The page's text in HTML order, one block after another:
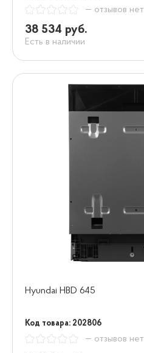
— отзывов нет
38 534 руб.
Есть в наличии
Hyundai HBD 645
Код товара: 202806
— отзывов нет